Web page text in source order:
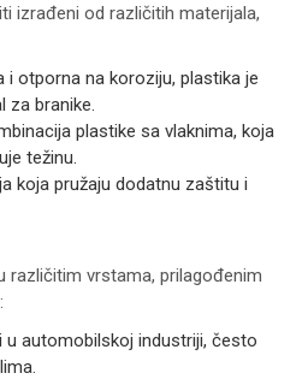
izrađeni od različitih materijala,
i otporna na koroziju, plastika je
za branike.
plastike sa vlaknima, koja
težinu.
koja pružaju dodatnu zaštitu i
različitim vrstama, prilagođenim
u automobilskoj industriji, često